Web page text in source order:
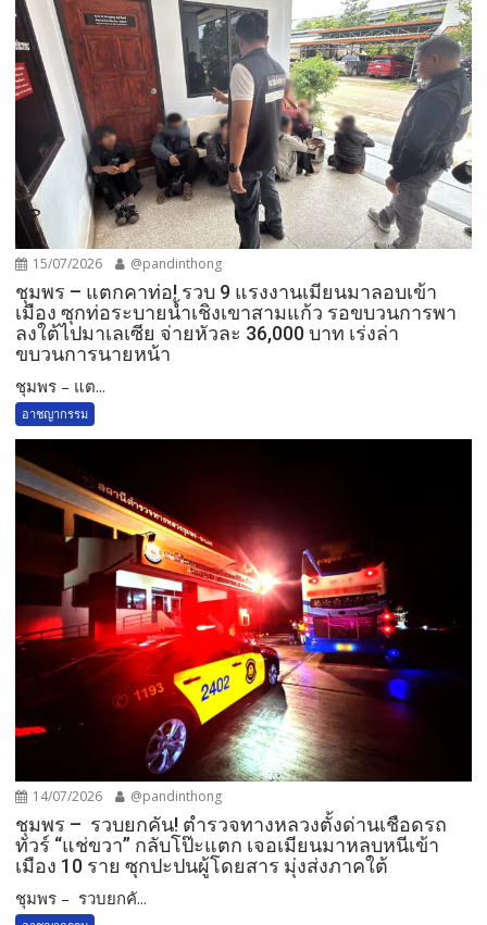
15/07/2026 @pandinthong
ชุมพร – แตกคาท่อ! รวบ 9 แรงงานเมียนมาลอบเข้า
เมือง ซุกท่อระบายน้ำเชิงเขาสามแก้ว รอขบวนการพา
ลงใต้ไปมาเลเซีย จ่ายหัวละ 36,000 บาท เร่งล่า
ขบวนการนายหน้า
ชุมพร – แต...
อาชญากรรม
14/07/2026 @pandinthong
ชุมพร – รวบยกคัน! ตำรวจทางหลวงตั้งด่านเชือดรถ
ทัวร์ “แช่ขวา” กลับโป๊ะแตก เจอเมียนมาหลบหนีเข้า
เมือง 10 ราย ซุกปะปนผู้โดยสาร มุ่งส่งภาคใต้
ชุมพร – รวบยกคั...